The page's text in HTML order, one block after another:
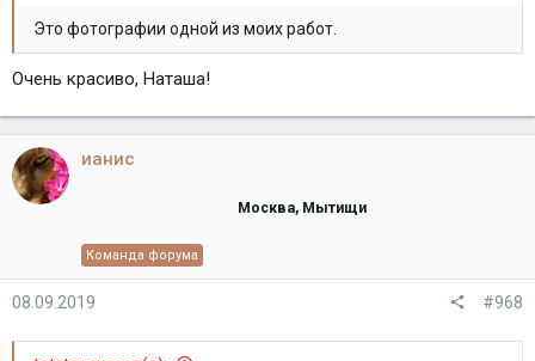
Это фотографии одной из моих работ.
Очень красиво, Наташа!
ианис
Москва, Мытищи
Команда форума
08.09.2019 #968